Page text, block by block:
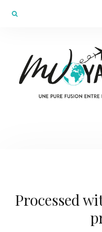
Processed